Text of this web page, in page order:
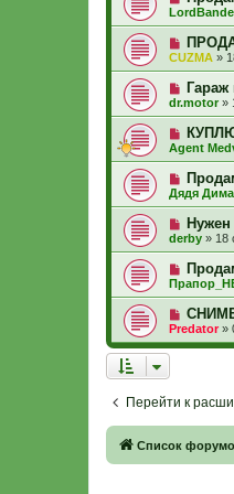
н
и
е
б
щ
е
н
и
е
с
о
б
щ
е
н
и
е
о
в
о
е
с
о
б
щ
е
н
и
е
Н
о
в
о
е
с
о
б
щ
е
н
и
е
CUZMA »
Н
о
в
о
е
с
о
б
щ
е
н
и
е
Гараж
dr.motor»
Н
о
в
о
е
с
о
б
щ
е
н
и
е
Agent
Н
о
в
о
е
с
о
б
щ
е
н
и
е
Дядя Дима
Н
о
в
о
е
с
о
о
б
щ
е
Нужен
derby » 18
Н
о
в
е
с
о
е
н
и
Н
о
в
о
о
щ
е
Predator»
Перейти к
Список
Связаться с